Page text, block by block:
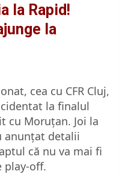
la Rapid!
la
cea cu CFR Cluj,
la finalul
cu Moruțan. Joi la
anunțat detalii
că nu va mai fi
play-off.